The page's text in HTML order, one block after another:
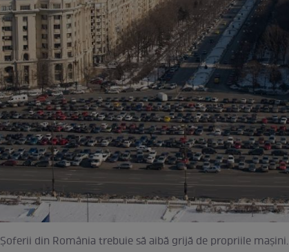
Şoferii din România trebuie să aibă grijă de propriile maşini.